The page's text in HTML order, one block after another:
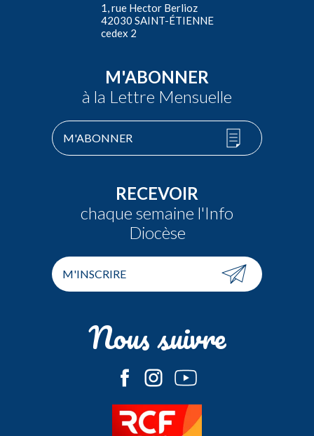
1, rue Hector Berlioz
42030 SAINT-ÉTIENNE
cedex 2
M'ABONNER
à la Lettre Mensuelle
M'ABONNER
RECEVOIR
chaque semaine l'Info
Diocèse
M'INSCRIRE
Nous suivre